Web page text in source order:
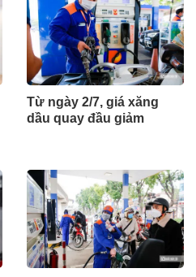
Từ ngày 2/7, giá xăng
dầu quay đầu giảm